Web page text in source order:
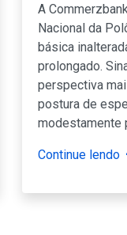
A
Nacional da
básica
prolongado.
perspectiva
postura de
modestamente
Continue lendo